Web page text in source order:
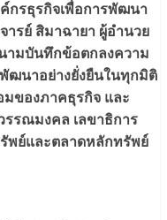
กรธุรกิจเพื่อการพัฒนา
ารย์ สิมาฉายา ผู้อำนวย
ามบันทึกข้อตกลงความ
ฒนาอย่างยั่งยืนในทุกมิติ
มของภาคธุรกิจ และ
รรณมงคล เลขาธิการ
พย์และตลาดหลักทรัพย์